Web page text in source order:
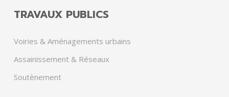
TRAVAUX PUBLICS
Voiries & Aménagements urbains
Assainissement & Réseaux
Soutènement